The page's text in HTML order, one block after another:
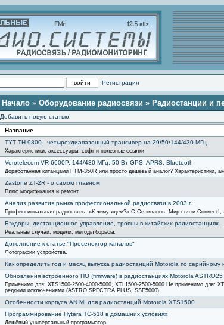
Регистрация
Начало » Оборудование радиосвязи » Радиостанции и
Добавить новую статью!
Название
TYT TH-9800 - четырехдиапазонный трансивер на 29/50/144/430 МГц
Характеристики, аксессуары, софт и полезные ссылки
Verotelecom VR-6600P, 144/430 МГц, 50 Вт GPS, APRS, Bluetooth
Доработанная китайцами FTM-350R или просто дешевый аналог? Характеристики,
Zastone ZT-2R - о самом главном
Плюс модификация и ремонт
Анализ развития рынка профессиональной радиосвязи в 2003 г.
Профессиональная радиосвязь: «К чему идем?» С.Селиванов. Мир связи.Connect!,
Бэкдоры, дистанционное управление, трояны в китайских радиостанциях.
Реальные случаи, модели, методы борьбы.
Дополнение к статье "Преселектор каналов"
Фотографии устройства.
Как определить год и месяц выпуска радиостанций Motorola по серийному
Обновления встроенного ПО (firmware) в радиостанциях Motorola ASTRO25
Применимо для: XTS1500-2500-4000-5000, XTL1500-2500-5000 Не применимо для:
редкими исключениями (ASTRO SPECTRA PLUS, SSE5000)
Особенности корпуса AN MI для радиостанций Motorola XTS1500
Программирование Hytera TC-518 в домашних условиях
Дешёвый универсальный программатор